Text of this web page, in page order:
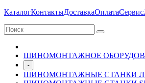
КаталогКонтактыДоставкаОплатаСервис
ШИНОМОНТАЖНОЕ
-
ШИНОМОНТАЖНЫЕ СТАНКИ